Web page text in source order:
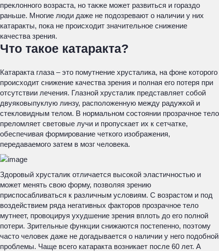
преклонного возраста, но также может развиться и гораздо
раньше. Многие люди даже не подозревают о наличии у них
катаракты, пока не происходит значительное снижение
качества зрения.
Что такое катаракта?
Катаракта глаза – это помутнение хрусталика, на фоне которого
происходит снижение качества зрения и полная его потеря при
отсутствии лечения. Глазной хрусталик представляет собой
двуяковыпуклую линзу, расположенную между радужкой и
стекловидным телом. В нормальном состоянии прозрачное тело
преломляет световые лучи и пропускает их к сетчатке,
обеспечивая формирование четкого изображения,
передаваемого затем в мозг человека.
Здоровый хрусталик отличается высокой эластичностью и
может менять свою форму, позволяя зрению
приспосабливаться к различным условиям. С возрастом и под
воздействием ряда негативных факторов прозрачное тело
мутнеет, провоцируя ухудшение зрения вплоть до его полной
потери. Зрительные функции снижаются постепенно, поэтому
часто человек даже не догадывается о наличии у него подобной
проблемы. Чаще всего катаракта возникает после 60 лет. А